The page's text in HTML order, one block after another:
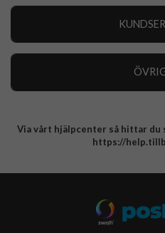
Integritetspolicy
Via vårt hjälpcenter så hittar du
https://